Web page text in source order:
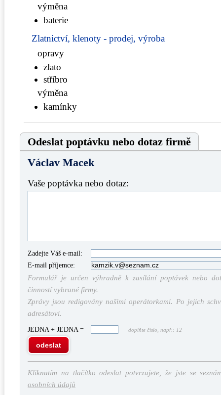
výměna
baterie
Zlatnictví, klenoty - prodej, výroba
opravy
zlato
stříbro
výměna
kamínky
Odeslat poptávku nebo dotaz firmě
Václav Macek
Vaše poptávka nebo dotaz:
Zadejte Váš e-mail:
E-mail příjemce:
Formulář je určen výhradně k zasílání poptávek nebo
činností vybrané firmy.
Zprávy jsou redigovány našimi operátorkami. Po jejich
adresátovi.
JEDNA + JEDNA = doplňte číslo, např.: 12
odeslat
Kliknutím na tlačítko odeslat potvrzujete, že jste se
osobních údajů